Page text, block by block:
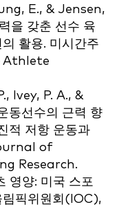
E., & Jensen,
을 갖춘 선수 육
활용. 미시간주
Athlete
Ivey, P. A., &
동선수의 근력 향
적 저항 운동과
of
Research.
영양: 미국 스포
픽위원회(IOC),